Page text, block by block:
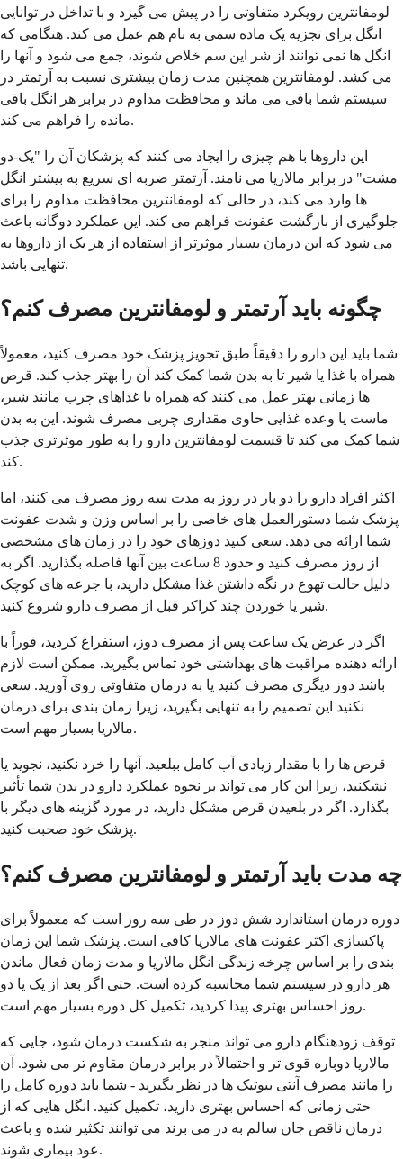
لومفانترین رویکرد متفاوتی را در پیش می گیرد و با تداخل در توانایی
انگل برای تجزیه یک ماده سمی به نام هم عمل می کند. هنگامی که
انگل ها نمی توانند از شر این سم خلاص شوند، جمع می شود و آنها را
می کشد. لومفانترین همچنین مدت زمان بیشتری نسبت به آرتمتر در
سیستم شما باقی می ماند و محافظت مداوم در برابر هر انگل باقی
مانده را فراهم می کند.
این داروها با هم چیزی را ایجاد می کنند که پزشکان آن را "یک-دو
مشت" در برابر مالاریا می نامند. آرتمتر ضربه ای سریع به بیشتر انگل
ها وارد می کند، در حالی که لومفانترین محافظت مداوم را برای
جلوگیری از بازگشت عفونت فراهم می کند. این عملکرد دوگانه باعث
می شود که این درمان بسیار موثرتر از استفاده از هر یک از داروها به
تنهایی باشد.
چگونه باید آرتمتر و لومفانترین مصرف کنم؟
شما باید این دارو را دقیقاً طبق تجویز پزشک خود مصرف کنید، معمولاً
همراه با غذا یا شیر تا به بدن شما کمک کند آن را بهتر جذب کند. قرص
ها زمانی بهتر عمل می کنند که همراه با غذاهای چرب مانند شیر،
ماست یا وعده غذایی حاوی مقداری چربی مصرف شوند. این به بدن
شما کمک می کند تا قسمت لومفانترین دارو را به طور موثرتری جذب
کند.
اکثر افراد دارو را دو بار در روز به مدت سه روز مصرف می کنند، اما
پزشک شما دستورالعمل های خاصی را بر اساس وزن و شدت عفونت
شما ارائه می دهد. سعی کنید دوزهای خود را در زمان های مشخصی
از روز مصرف کنید و حدود 8 ساعت بین آنها فاصله بگذارید. اگر به
دلیل حالت تهوع در نگه داشتن غذا مشکل دارید، با جرعه های کوچک
شیر یا خوردن چند کراکر قبل از مصرف دارو شروع کنید.
اگر در عرض یک ساعت پس از مصرف دوز، استفراغ کردید، فوراً با
ارائه دهنده مراقبت های بهداشتی خود تماس بگیرید. ممکن است لازم
باشد دوز دیگری مصرف کنید یا به درمان متفاوتی روی آورید. سعی
نکنید این تصمیم را به تنهایی بگیرید، زیرا زمان بندی برای درمان
مالاریا بسیار مهم است.
قرص ها را با مقدار زیادی آب کامل ببلعید. آنها را خرد نکنید، نجوید یا
نشکنید، زیرا این کار می تواند بر نحوه عملکرد دارو در بدن شما تأثیر
بگذارد. اگر در بلعیدن قرص مشکل دارید، در مورد گزینه های دیگر با
پزشک خود صحبت کنید.
چه مدت باید آرتمتر و لومفانترین مصرف کنم؟
دوره درمان استاندارد شش دوز در طی سه روز است که معمولاً برای
پاکسازی اکثر عفونت های مالاریا کافی است. پزشک شما این زمان
بندی را بر اساس چرخه زندگی انگل مالاریا و مدت زمان فعال ماندن
هر دارو در سیستم شما محاسبه کرده است. حتی اگر بعد از یک یا دو
روز احساس بهتری پیدا کردید، تکمیل کل دوره بسیار مهم است.
توقف زودهنگام دارو می تواند منجر به شکست درمان شود، جایی که
مالاریا دوباره قوی تر و احتمالاً در برابر درمان مقاوم تر می شود. آن
را مانند مصرف آنتی بیوتیک ها در نظر بگیرید - شما باید دوره کامل را
حتی زمانی که احساس بهتری دارید، تکمیل کنید. انگل هایی که از
درمان ناقص جان سالم به در می برند می توانند تکثیر شده و باعث
عود بیماری شوند.